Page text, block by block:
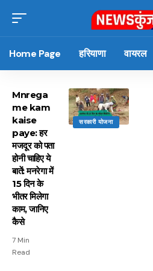
Home Page हरियाणा वायरल
सरकारी योजना
Mnrega
me kam
kaise
paye: हर
मजदूर को पता
होनी चाहिए ये
बातें: मनरेगा में
15 दिन के
भीतर मिलेगा
काम, जानिए
कैसे
7 Min
Read